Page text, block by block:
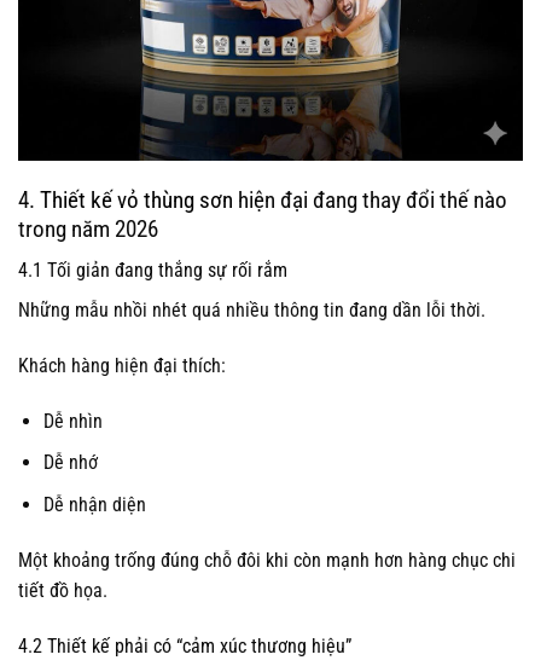
4. Thiết kế vỏ thùng sơn hiện đại đang thay đổi thế nào
trong năm 2026
4.1 Tối giản đang thắng sự rối rắm
Những mẫu nhồi nhét quá nhiều thông tin đang dần lỗi thời.
Khách hàng hiện đại thích:
Dễ nhìn
Dễ nhớ
Dễ nhận diện
Một khoảng trống đúng chỗ đôi khi còn mạnh hơn hàng chục chi
tiết đồ họa.
4.2 Thiết kế phải có “cảm xúc thương hiệu”